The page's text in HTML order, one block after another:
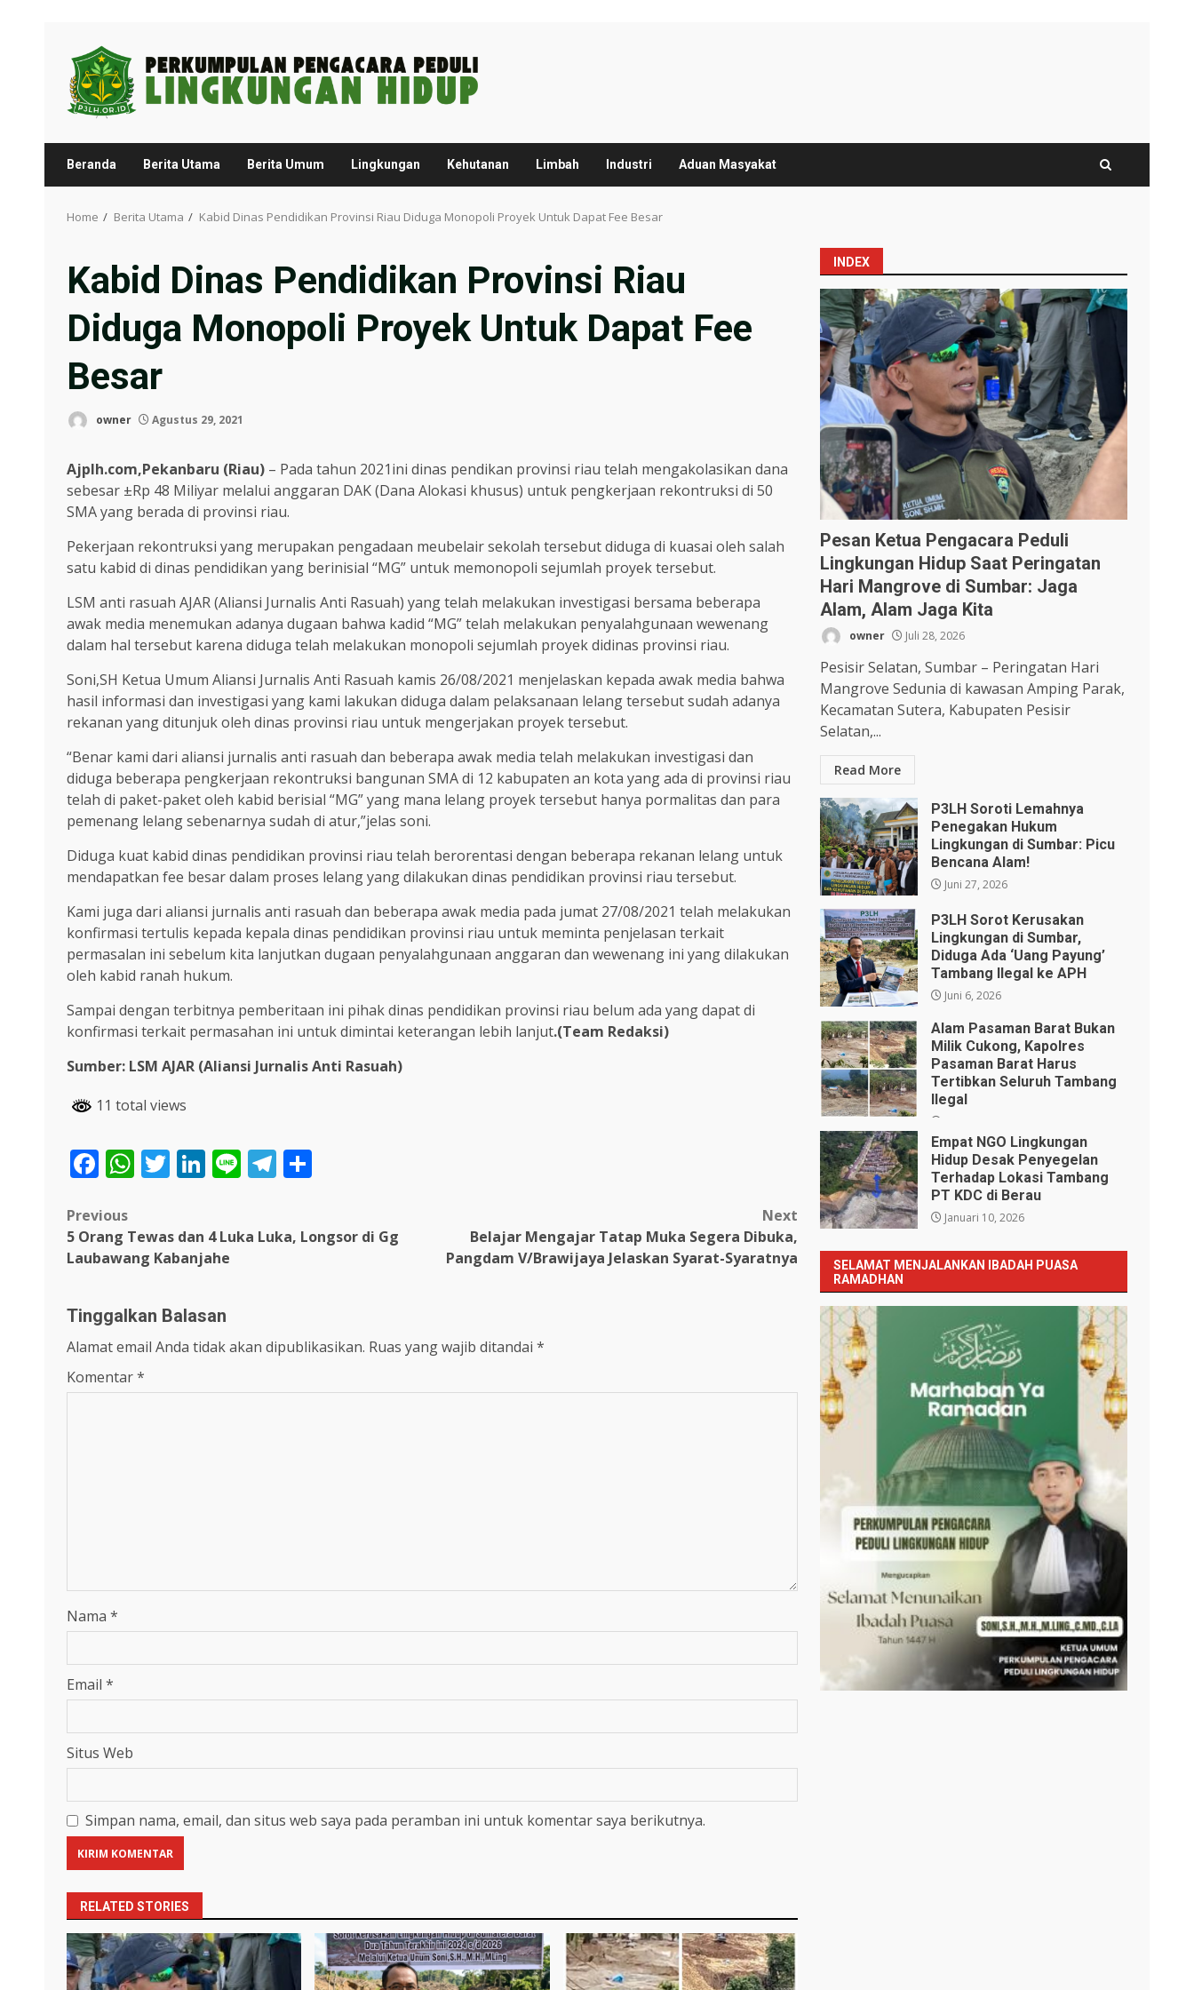
content
Beranda Berita Utama Berita Umum Lingkungan Kehutanan Limbah Industri Aduan Masyakat
Home Berita Utama Kabid Dinas Pendidikan Provinsi Riau Diduga Monopoli Proyek Untuk Dapat Fee Besar
Kabid Dinas Pendidikan Provinsi Riau
Diduga Monopoli Proyek Untuk Dapat Fee
Besar
owner Agustus 29, 2021
Ajplh.com,Pekanbaru (Riau) – Pada tahun 2021ini dinas pendikan provinsi riau telah mengakolasikan dana
sebesar ±Rp 48 Miliyar melalui anggaran DAK (Dana Alokasi khusus) untuk pengkerjaan rekontruksi di 50
SMA yang berada di provinsi riau.
Pekerjaan rekontruksi yang merupakan pengadaan meubelair sekolah tersebut diduga di kuasai oleh salah
satu kabid di dinas pendidikan yang berinisial “MG” untuk memonopoli sejumlah proyek tersebut.
LSM anti rasuah AJAR (Aliansi Jurnalis Anti Rasuah) yang telah melakukan investigasi bersama beberapa
awak media menemukan adanya dugaan bahwa kadid “MG” telah melakukan penyalahgunaan wewenang
dalam hal tersebut karena diduga telah melakukan monopoli sejumlah proyek didinas provinsi riau.
Soni,SH Ketua Umum Aliansi Jurnalis Anti Rasuah kamis 26/08/2021 menjelaskan kepada awak media bahwa
hasil informasi dan investigasi yang kami lakukan diduga dalam pelaksanaan lelang tersebut sudah adanya
rekanan yang ditunjuk oleh dinas provinsi riau untuk mengerjakan proyek tersebut.
“Benar kami dari aliansi jurnalis anti rasuah dan beberapa awak media telah melakukan investigasi dan
diduga beberapa pengkerjaan rekontruksi bangunan SMA di 12 kabupaten an kota yang ada di provinsi riau
telah di paket-paket oleh kabid berisial “MG” yang mana lelang proyek tersebut hanya pormalitas dan para
pemenang lelang sebenarnya sudah di atur,”jelas soni.
Diduga kuat kabid dinas pendidikan provinsi riau telah berorentasi dengan beberapa rekanan lelang untuk
mendapatkan fee besar dalam proses lelang yang dilakukan dinas pendidikan provinsi riau tersebut.
Kami juga dari aliansi jurnalis anti rasuah dan beberapa awak media pada jumat 27/08/2021 telah melakukan
konfirmasi tertulis kepada kepala dinas pendidikan provinsi riau untuk meminta penjelasan terkait
permasalan ini sebelum kita lanjutkan dugaan penyalahgunaan anggaran dan wewenang ini yang dilakukan
oleh kabid ranah hukum.
Sampai dengan terbitnya pemberitaan ini pihak dinas pendidikan provinsi riau belum ada yang dapat di
konfirmasi terkait permasahan ini untuk dimintai keterangan lebih lanjut.(Team Redaksi)
Sumber: LSM AJAR (Aliansi Jurnalis Anti Rasuah)
11 total views
Facebook
WhatsApp
Twitter
LinkedIn
LineTelegram
Post
navigation
Previous
5 Orang Tewas dan 4 Luka Luka, Longsor di Gg
Laubawang Kabanjahe
Next
Belajar Mengajar Tatap Muka Segera Dibuka,
Pangdam V/Brawijaya Jelaskan Syarat-Syaratnya
Tinggalkan Balasan
Alamat email Anda tidak akan dipublikasikan. Ruas yang wajib ditandai *
Komentar*
Nama *
Email *
Situs Web
Simpan nama, email, dan situs web saya pada peramban ini untuk komentar saya berikutnya.
RELATED STORIES
INDEX
Pesan Ketua Pengacara Peduli
Lingkungan Hidup Saat Peringatan
Hari Mangrove di Sumbar: Jaga
Alam, Alam Jaga Kita
owner Juli 28, 2026
Pesisir Selatan, Sumbar – Peringatan Hari
Mangrove Sedunia di kawasan Amping Parak,
Kecamatan Sutera, Kabupaten Pesisir
Selatan,...
Read More
P3LH Soroti Lemahnya
Penegakan Hukum
Lingkungan di Sumbar: Picu
Bencana Alam!
Juni 27, 2026
P3LH Sorot Kerusakan
Lingkungan di Sumbar,
Diduga Ada ‘Uang Payung’
Tambang Ilegal ke APH
Juni 6, 2026
Alam Pasaman Barat Bukan
Milik Cukong, Kapolres
Pasaman Barat Harus
Tertibkan Seluruh Tambang
Ilegal
Empat NGO Lingkungan
Hidup ​Desak Penyegelan
Terhadap Lokasi Tambang
PT KDC di Berau
Januari 10, 2026
SELAMAT MENJALANKAN IBADAH PUASA
RAMADHAN